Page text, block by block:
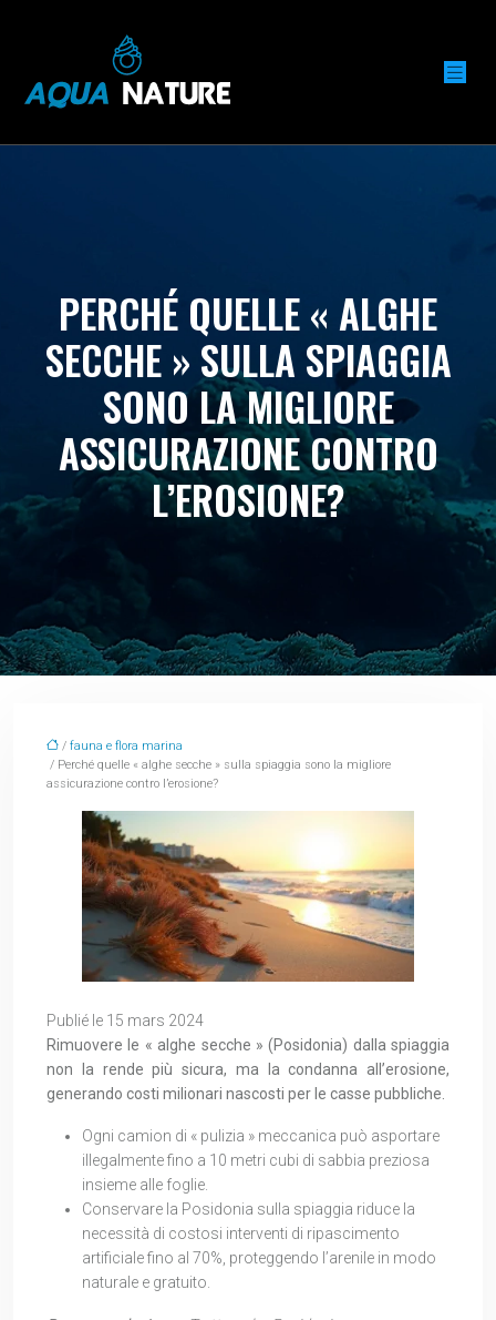
PERCHÉ QUELLE « ALGHE
SECCHE » SULLA SPIAGGIA
SONO LA MIGLIORE
ASSICURAZIONE CONTRO
L’EROSIONE?
/ fauna e flora marina
/ Perché quelle « alghe secche » sulla spiaggia sono la migliore
assicurazione contro l’erosione?
Publié le 15 mars 2024
Rimuovere le « alghe secche » (Posidonia) dalla spiaggia
non la rende più sicura, ma la condanna all’erosione,
generando costi milionari nascosti per le casse pubbliche.
Ogni camion di « pulizia » meccanica può asportare
illegalmente fino a 10 metri cubi di sabbia preziosa
insieme alle foglie.
Conservare la Posidonia sulla spiaggia riduce la
necessità di costosi interventi di ripascimento
artificiale fino al 70%, proteggendo l’arenile in modo
naturale e gratuito.